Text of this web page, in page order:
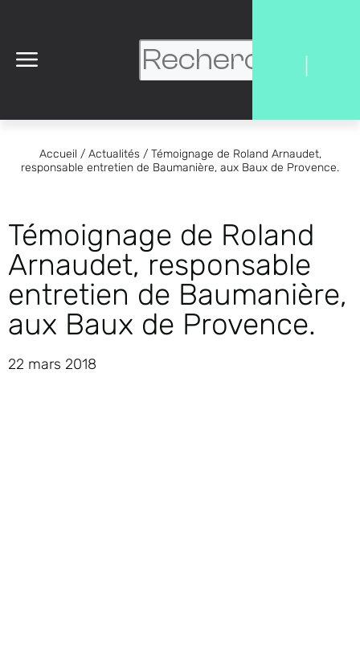
Accueil / Actualités/ Témoignage de Roland Arnaudet,
responsable entretien de Baumanière, aux Baux de Provence.
Témoignage de Roland
Arnaudet, responsable
entretien de Baumanière,
aux Baux de Provence.
22 mars 2018